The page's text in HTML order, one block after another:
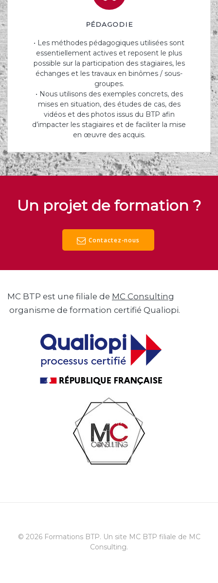
PÉDAGODIE
• Les méthodes pédagogiques utilisées sont
essentiellement actives et reposent le plus
possible sur la participation des stagiaires, les
échanges et les travaux en binômes / sous-
groupes.
• Nous utilisons des exemples concrets, des
mises en situation, des études de cas, des
vidéos et des photos issus du BTP afin
d’impacter les stagiaires et de faciliter la mise
en œuvre des acquis.
Un projet de formation ?
Contactez-nous
MC BTP est une filiale de MC Consulting
organisme de formation certifié Qualiopi.
© 2026 Formations BTP. Un site MC BTP filiale de MC
Consulting.